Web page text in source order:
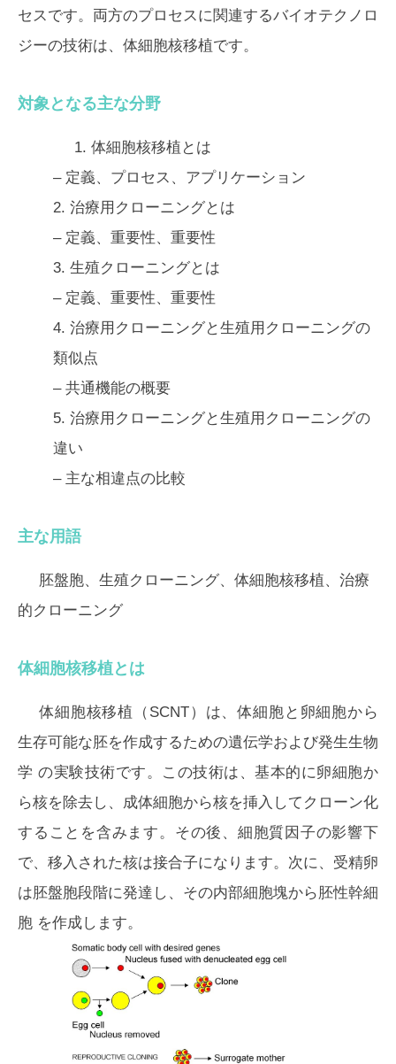
セスです。両方のプロセスに関連するバイオテクノロ
ジーの技術は、体細胞核移植です。
対象となる主な分野
1. 体細胞核移植とは
– 定義、プロセス、アプリケーション
2. 治療用クローニングとは
– 定義、重要性、重要性
3. 生殖クローニングとは
– 定義、重要性、重要性
4. 治療用クローニングと生殖用クローニングの
類似点
– 共通機能の概要
5. 治療用クローニングと生殖用クローニングの
違い
– 主な相違点の比較
主な用語
胚盤胞、生殖クローニング、体細胞核移植、治療
的クローニング
体細胞核移植とは
体細胞核移植（SCNT）は、体細胞と卵細胞から
生存可能な胚を作成するための遺伝学および発生生物
学 の実験技術です。この技術は、基本的に卵細胞か
ら核を除去し、成体細胞から核を挿入してクローン化
することを含みます。その後、細胞質因子の影響下
で、移入された核は接合子になります。次に、受精卵
は胚盤胞段階に発達し、その内部細胞塊から胚性幹細
胞 を作成します。